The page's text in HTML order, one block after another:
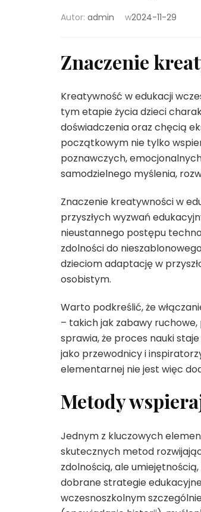
Autor: admin w2024-11-29
Znaczenie
Kreatywność w edukacji
tym etapie życia dzieci
doświadczenia oraz chęcią
początkowym nie tylko
poznawczych,
samodzielnego myślenia,
Znaczenie kreatywności w
przyszłych wyzwań
nieustannego postępu
zdolności do
dzieciom adaptację w
osobistym.
Warto podkreślić, że
– takich jak zabawy
sprawia, że proces nauki
jako przewodnicy i
elementarnej nie jest więc
Metody
Jednym z kluczowych
skutecznych metod
zdolnością, ale
dobrane strategie
wczesnoszkolnym